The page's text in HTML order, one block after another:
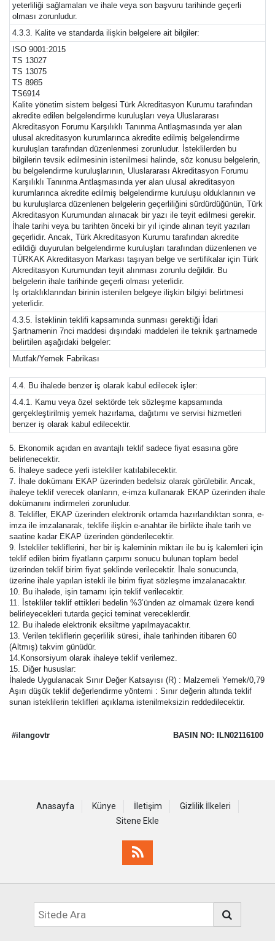
yeterliliği sağlamaları ve ihale veya son başvuru tarihinde geçerli
olması zorunludur.
4.3.3. Kalite ve standarda ilişkin belgelere ait bilgiler:
ISO 9001:2015
TS 13027
TS 13075
TS 8985
TS6914
Kalite yönetim sistem belgesi Türk Akreditasyon Kurumu tarafından
akredite edilen belgelendirme kuruluşları veya Uluslararası
Akreditasyon Forumu Karşılıklı Tanınma Antlaşmasında yer alan
ulusal akreditasyon kurumlarınca akredite edilmiş belgelendirme
kuruluşları tarafından düzenlenmesi zorunludur. İsteklilerden bu
bilgilerin tevsik edilmesinin istenilmesi halinde, söz konusu belgelerin,
bu belgelendirme kuruluşlarının, Uluslararası Akreditasyon Forumu
Karşılıklı Tanınma Antlaşmasında yer alan ulusal akreditasyon
kurumlarınca akredite edilmiş belgelendirme kuruluşu olduklarının ve
bu kuruluşlarca düzenlenen belgelerin geçerliliğini sürdürdüğünün, Türk
Akreditasyon Kurumundan alınacak bir yazı ile teyit edilmesi gerekir.
İhale tarihi veya bu tarihten önceki bir yıl içinde alınan teyit yazıları
geçerlidir. Ancak, Türk Akreditasyon Kurumu tarafından akredite
edildiği duyurulan belgelendirme kuruluşları tarafından düzenlenen ve
TÜRKAK Akreditasyon Markası taşıyan belge ve sertifikalar için Türk
Akreditasyon Kurumundan teyit alınması zorunlu değildir. Bu
belgelerin ihale tarihinde geçerli olması yeterlidir.
İş ortaklıklarından birinin istenilen belgeye ilişkin bilgiyi belirtmesi
yeterlidir.
4.3.5. İsteklinin teklifi kapsamında sunması gerektiği İdari
Şartnamenin 7nci maddesi dışındaki maddeleri ile teknik şartnamede
belirtilen aşağıdaki belgeler:
Mutfak/Yemek Fabrikası
4.4. Bu ihalede benzer iş olarak kabul edilecek işler:
4.4.1. Kamu veya özel sektörde tek sözleşme kapsamında
gerçekleştirilmiş yemek hazırlama, dağıtımı ve servisi hizmetleri
benzer iş olarak kabul edilecektir.
5. Ekonomik açıdan en avantajlı teklif sadece fiyat esasına göre
belirlenecektir.
6. İhaleye sadece yerli istekliler katılabilecektir.
7. İhale dokümanı EKAP üzerinden bedelsiz olarak görülebilir. Ancak,
ihaleye teklif verecek olanların, e-imza kullanarak EKAP üzerinden ihale
dokümanını indirmeleri zorunludur.
8. Teklifler, EKAP üzerinden elektronik ortamda hazırlandıktan sonra, e-
imza ile imzalanarak, teklife ilişkin e-anahtar ile birlikte ihale tarih ve
saatine kadar EKAP üzerinden gönderilecektir.
9. İstekliler tekliflerini, her bir iş kaleminin miktarı ile bu iş kalemleri için
teklif edilen birim fiyatların çarpımı sonucu bulunan toplam bedel
üzerinden teklif birim fiyat şeklinde verilecektir. İhale sonucunda,
üzerine ihale yapılan istekli ile birim fiyat sözleşme imzalanacaktır.
10. Bu ihalede, işin tamamı için teklif verilecektir.
11. İstekliler teklif ettikleri bedelin %3’ünden az olmamak üzere kendi
belirleyecekleri tutarda geçici teminat vereceklerdir.
12. Bu ihalede elektronik eksiltme yapılmayacaktır.
13. Verilen tekliflerin geçerlilik süresi, ihale tarihinden itibaren 60
(Altmış) takvim günüdür.
14.Konsorsiyum olarak ihaleye teklif verilemez.
15. Diğer hususlar:
İhalede Uygulanacak Sınır Değer Katsayısı (R) : Malzemeli Yemek/0,79
Aşırı düşük teklif değerlendirme yöntemi : Sınır değerin altında teklif
sunan isteklilerin teklifleri açıklama istenilmeksizin reddedilecektir.
#ilangovtr BASIN NO: ILN02116100
Anasayfa Künye İletişim
Gizlilik İlkeleri
Sitene Ekle